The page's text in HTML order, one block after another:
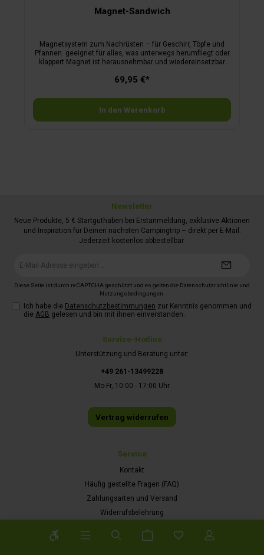
Werkzeugleiste anzeigen
Magnet-Sandwich
Magnetsystem zum Nachrüsten – für Geschirr, Töpfe und
Pfannen. geeignet für alles, was unterwegs herumfliegt oder
klappert Magnet ist herausnehmbar und wiedereinsetzbar
Gel-Matte oder -Platzset kombinierbar
69,95 €*
In den Warenkorb
Service-Hotline
Unterstützung und Beratung unter:
+49 261-13499228
Mo-Fr, 10:00 - 17:00 Uhr
Vertrag widerrufen
Service
Kontakt
Häufig gestellte Fragen (FAQ)
Zahlungsarten und Versand
Widerrufsbelehrung
Werde Affiliate
Newsletter
Neue Produkte, 5 € Startguthaben bei Erstanmeldung, exklusive Aktionen
und Inspiration für Deinen nächsten Campingtrip – direkt per E-Mail.
Jederzeit kostenlos abbestellbar.
Diese Seite ist durch reCAPTCHA geschützt und es gelten die Datenschutzrichtlinie und
Nutzungsbedingungen.
Ich habe die Datenschutzbestimmungen zur Kenntnis genommen und
die AGB gelesen und bin mit ihnen einverstanden.